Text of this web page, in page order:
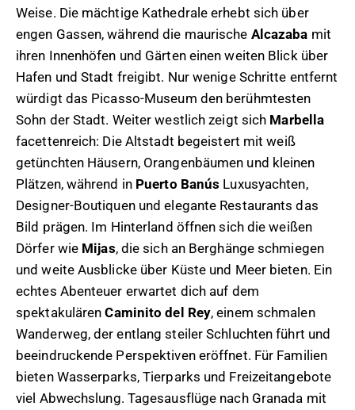
Weise. Die mächtige Kathedrale erhebt sich über
engen Gassen, während die maurische Alcazaba mit
ihren Innenhöfen und Gärten einen weiten Blick über
Hafen und Stadt freigibt. Nur wenige Schritte entfernt
würdigt das Picasso-Museum den berühmtesten
Sohn der Stadt. Weiter westlich zeigt sich Marbella
facettenreich: Die Altstadt begeistert mit weiß
getünchten Häusern, Orangenbäumen und kleinen
Plätzen, während in Puerto Banús Luxusyachten,
Designer-Boutiquen und elegante Restaurants das
Bild prägen. Im Hinterland öffnen sich die weißen
Dörfer wie Mijas, die sich an Berghänge schmiegen
und weite Ausblicke über Küste und Meer bieten. Ein
echtes Abenteuer erwartet dich auf dem
spektakulärenCaminito del Rey, einem schmalen
Wanderweg, der entlang steiler Schluchten führt und
beeindruckende Perspektiven eröffnet. Für Familien
bieten Wasserparks, Tierparks und Freizeitangebote
viel Abwechslung. Tagesausflüge nach Granada mit